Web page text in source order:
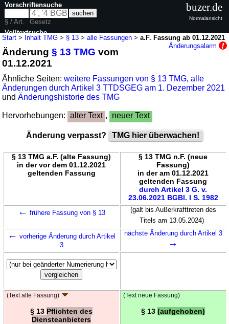
Start > Inhalt TMG > § 13 >alle Fassungen >a.F. Fassung ab 01.12.2021
Änderungsalarm
Änderung§ 13 TMG vom
01.12.2021
Ähnliche Seiten:weitere Fassungen von § 13 TMG,alle
Änderungen durch Artikel 3 TTDSGEG am 1. Dezember 2021
undÄnderungshistorie des TMG
Hervorhebungen: alter Text , neuer Text
Änderung verpasst? TMG hier überwachen!
§ 13 TMG a.F. (alte Fassung)
in der vor dem 01.12.2021
geltenden Fassung
§ 13 TMG n.F. (neue
Fassung)
in der am 01.12.2021
geltenden Fassung
durch Artikel 3 G. v.
23.06.2021 BGBl. I S. 1982
← frühere Fassung von § 13
(galt bis Außerkrafttreten des
Titels am 13.05.2024)
← vorherige Änderung durch Artikel
3
nächste Änderung durch Artikel 3
→
(Text alte Fassung)
§ 13 Pflichten des
Diensteanbieters
(Text neue Fassung)
§ 13 (aufgehoben)
Vorschriftensuche
§ / Art.
Gesetz
Volltextsuche
nur in TMG
buzer.de
Normalansicht